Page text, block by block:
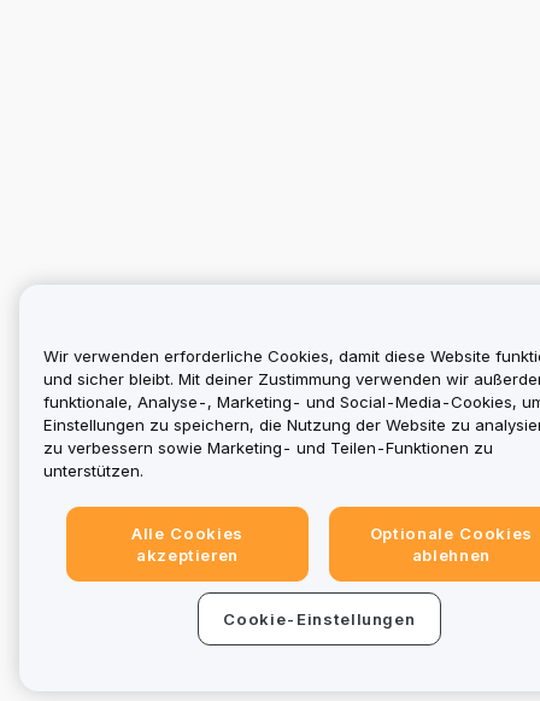
Wir verwenden erforderliche Cookies, damit diese Website
und sicher bleibt. Mit deiner Zustimmung verwenden wir
funktionale, Analyse-, Marketing- und Social-Media-Cookies,
Einstellungen zu speichern, die Nutzung der Website zu
zu verbessern sowie Marketing- und Teilen-Funktionen zu
unterstützen.
Alle Cookies
akzeptieren
Optionale Cookies
ablehnen
Cookie-Einstellungen